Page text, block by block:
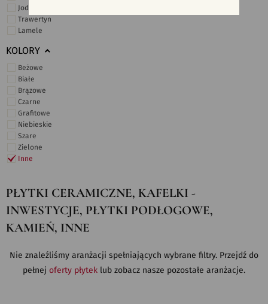
Jodełka
Trawertyn
Lamele
KOLORY
Beżowe
Białe
Brązowe
Czarne
Grafitowe
Niebieskie
Szare
Zielone
Inne
PŁYTKI CERAMICZNE, KAFELKI -
INWESTYCJE, PŁYTKI PODŁOGOWE,
KAMIEŃ, INNE
Nie znaleźliśmy aranżacji spełniających wybrane filtry. Przejdź do
pełnej oferty płytek lub zobacz nasze pozostałe aranżacje.